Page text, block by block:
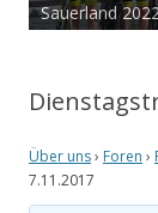
Sauerland
Über uns› Foren ›
7.11.2017